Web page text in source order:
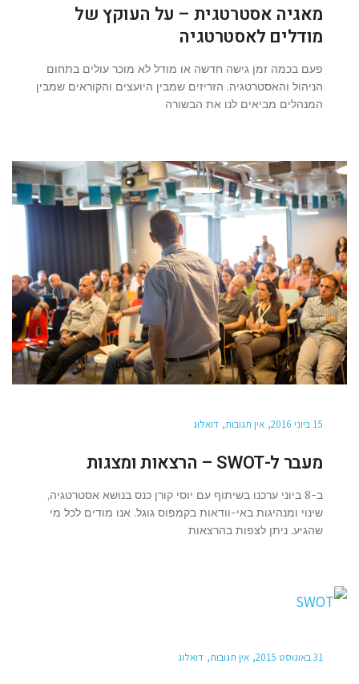
מאגיה אסטרטגית – על העוקץ של
מודלים לאסטרטגיה
פעם בכמה זמן גישה חדשה או מודל לא מוכר עולים בתחום
הניהול והאסטרטגיה. הזריזים שמבין היועצים והקוראים שמבין
המנהלים מביאים לנו את הבשורה
15 ביוני 2016 אין תגובות דואלוג
מעבר ל-SWOT – הרצאות ומצגות
ב-8 ביוני ערכנו בשיתוף עם יוסי קורן כנס בנושא אסטרטגיה,
שינוי ומנהיגות באי-וודאות בקמפוס גוגל. אנו מודים לכל מי
שהגיע. ניתן לצפות בהרצאות
31 באוגוסט 2015 אין תגובות דואלוג